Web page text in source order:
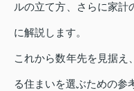
ルの立て方、さらに家計
に解説します。
これから数年先を見据え
る住まいを選ぶための参